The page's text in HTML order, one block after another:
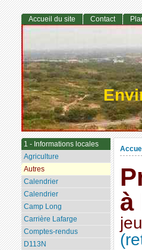
à
Accueil du site Contact
1 - Informations locales
Agriculture
Autres
Calendrier
Calendrier
Camp Long
Carrière Lafarge
Comptes-rendus
D113N